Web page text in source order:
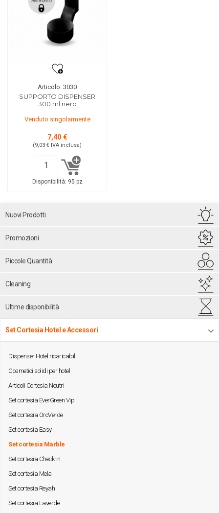
Articolo: 3030
SUPPORTO DISPENSER
300 ml nero
Venduto singolarmente
7,40 €
(9,03 € IVA inclusa)
Disponibilità: 95 pz
Nuovi Prodotti
Promozioni
Piccole Quantità
Cleaning
Ultime disponibilità
Set Cortesia Hotel e Accessori
Dispenser Hotel ricaricabili
Cosmetici solidi per hotel
Articoli Cortesia Neutri
Set cortesia EverGreen Vip
Set cortesia OroVerde
Set cortesia Easy
Set cortesia Marble
Set cortesia Check-in
Set cortesia Mela
Set cortesia Reyah
Set cortesia Laverde